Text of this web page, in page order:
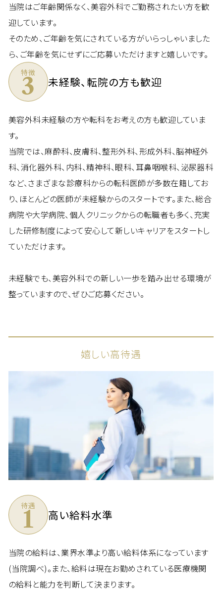
当院はご年齢関係なく、美容外科でご勤務されたい方を歓
迎しています。
そのため、ご年齢を気にされている方がいらっしゃいました
ら、ご年齢を気にせずにご応募いただけますと嬉しいです。
特徴
3 未経験、転院の方も歓迎
美容外科未経験の方や転科をお考えの方も歓迎していま
す。
当院では、麻酔科、皮膚科、整形外科、形成外科、脳神経外
科、消化器外科、内科、精神科、眼科、耳鼻咽喉科、泌尿器科
など、さまざまな診療科からの転科医師が多数在籍してお
り、ほとんどの医師が未経験からのスタートです。また、総合
病院や大学病院、個人クリニックからの転職者も多く、充実
した研修制度によって安心して新しいキャリアをスタートし
ていただけます。
未経験でも、美容外科での新しい一歩を踏み出せる環境が
整っていますので、ぜひご応募ください。
嬉しい高待遇
待遇
1 高い給料水準
当院の給料は、業界水準より高い給料体系になっています
(当院調べ)。また、給料は現在お勤めされている医療機関
の給料と能力を判断して決まります。